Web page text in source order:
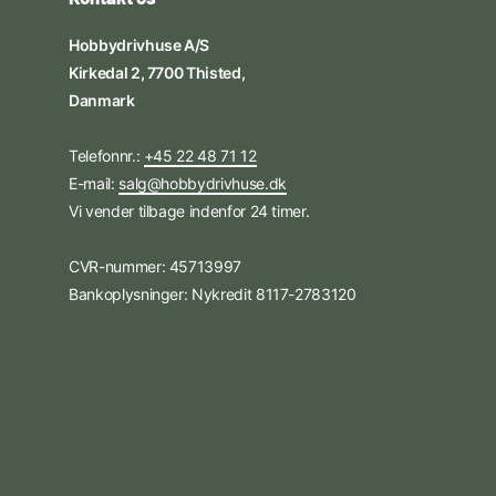
Hobbydrivhuse A/S
Kirkedal 2, 7700 Thisted,
Danmark
Telefonnr.: +45 22 48 71 12
E-mail: salg@hobbydrivhuse.dk
Vi vender tilbage indenfor 24 timer.
CVR-nummer: 45713997
Bankoplysninger: Nykredit 8117-2783120